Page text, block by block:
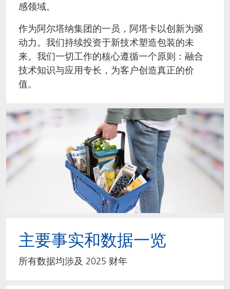
感领域。
作为阿尔塔纳集团的一员，阿塔卡以创新为驱
动力。我们持续投资于新技术塑造包装的未
来。我们一切工作的核心遵循一个原则：融合
技术知识与应用专长，为客户创造真正的价
值。
主要事实和数据一览
所有数据均涉及 2025 财年
FoodClass
FoodSafe
MotionCoat
PakSafe
PROVALIN
WESSCO